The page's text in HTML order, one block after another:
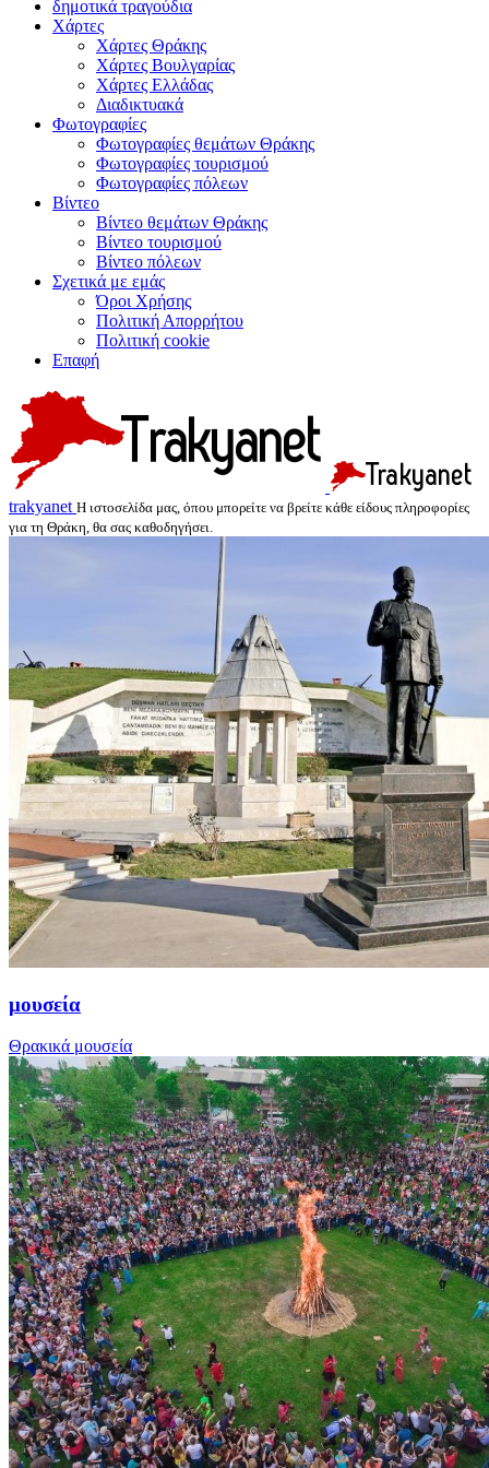
δημοτικά τραγούδια
Χάρτες
Χάρτες Θράκης
Χάρτες Βουλγαρίας
Χάρτες Ελλάδας
Διαδικτυακά
Φωτογραφίες
Φωτογραφίες θεμάτων Θράκης
Φωτογραφίες τουρισμού
Φωτογραφίες πόλεων
Βίντεο
Βίντεο θεμάτων Θράκης
Βίντεο τουρισμού
Βίντεο πόλεων
Σχετικά με εμάς
Όροι Χρήσης
Πολιτική Απορρήτου
Πολιτική cookie
Επαφή
trakyanet Η ιστοσελίδα μας, όπου μπορείτε να βρείτε κάθε είδους πληροφορίες
για τη Θράκη, θα σας καθοδηγήσει.
μουσεία
Θρακικά μουσεία